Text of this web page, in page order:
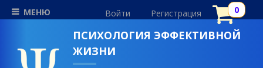
МЕНЮ Войти Регистрация
ПСИХОЛОГИЯ ЭФФЕКТИВНОЙ
ЖИЗНИ